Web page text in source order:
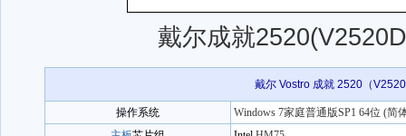
戴尔成就
戴尔 Vostro 成就 2520（
操作系统
Windows 7家庭普通版SP1 64位 (简